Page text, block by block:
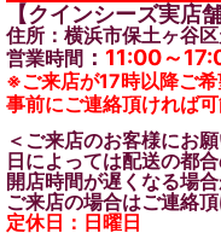
【クインシーズ実店舗
住所：横浜市保土ヶ谷
営業時間 ： 11:00～
※ご来店が17時以降ご
事前にご連絡頂ければ
＜ご来店のお客様にお願
日によっては配送の都
開店時間が遅くなる場合
ご来店の場合はご連絡
定休日：日曜日